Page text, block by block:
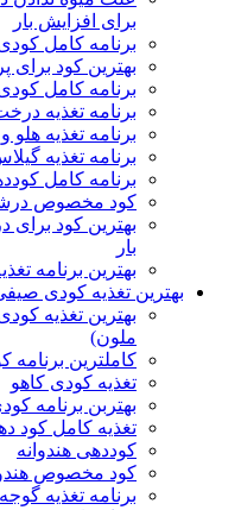
برای افزایش بار
برنامه کامل کودی
بهترین کود
برنامه کامل
برنامه تغذیه
برنامه تغذیه هلو
برنامه تغذیه
برنامه کامل
کود مخصوص
بهترین کود
بار
بهترین برنامه
بهترین تغذیه کودی
بهترین تغذیه
ملون)
کاملترین برنامه
تغذیه کودی کاهو
بهتربن برنامه
تغذیه کامل کود
کوددهی هندوانه
کود مخصوص
برنامه تغذیه